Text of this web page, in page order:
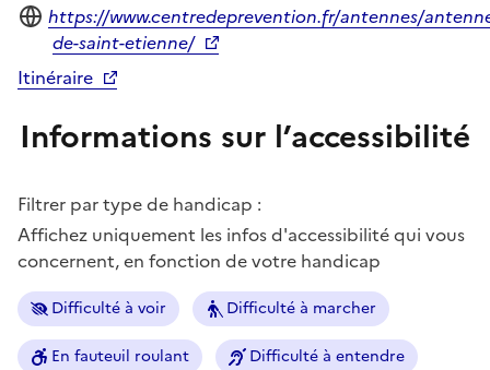
Téléphone
Site internet
https://www.centredeprevention.fr/antennes/
de-saint-etienne/
Itinéraire
Informations sur l’accessibilité
Filtrer par type de handicap :
Affichez uniquement les infos d'accessibilité qui vous
concernent, en fonction de votre handicap
Difficulté à voir Difficulté à marcher
En fauteuil roulant Difficulté à entendre